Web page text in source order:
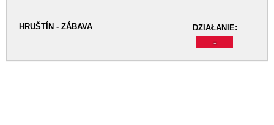
DZIAŁANIE:
-
HRUŠTÍN - ZÁBAVA